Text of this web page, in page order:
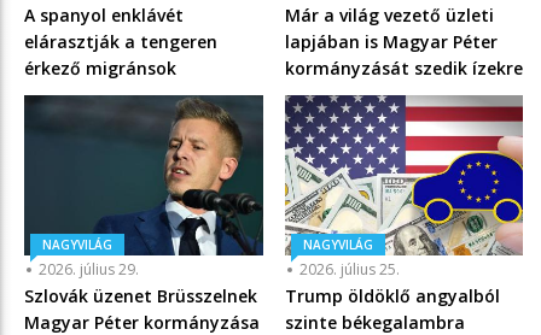
A spanyol enklávét
elárasztják a tengeren
érkező migránsok
Már a világ vezető üzleti
lapjában is Magyar Péter
kormányzását szedik ízekre
NAGYVILÁG
2026. július 29.
Szlovák üzenet Brüsszelnek
Magyar Péter kormányzása
NAGYVILÁG
2026. július 25.
Trump öldöklő angyalból
szinte békegalambra